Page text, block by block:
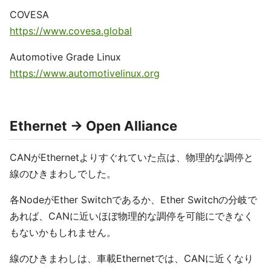
COVESA
https://www.covesa.global
Automotive Grade Linux
https://www.automotivelinux.org
Ethernet -> Open Alliance
CANがEthernetよりすぐれていた点は、物理的な調停と
線のひきまわしでした。
各NodeがEther Switchであるか、Ether Switchの分岐で
あれば、CANに近いほぼ物理的な調停を可能にできなく
もないかもしれません。
線のひきまわしは、車載Ethernetでは、CANに近くなり